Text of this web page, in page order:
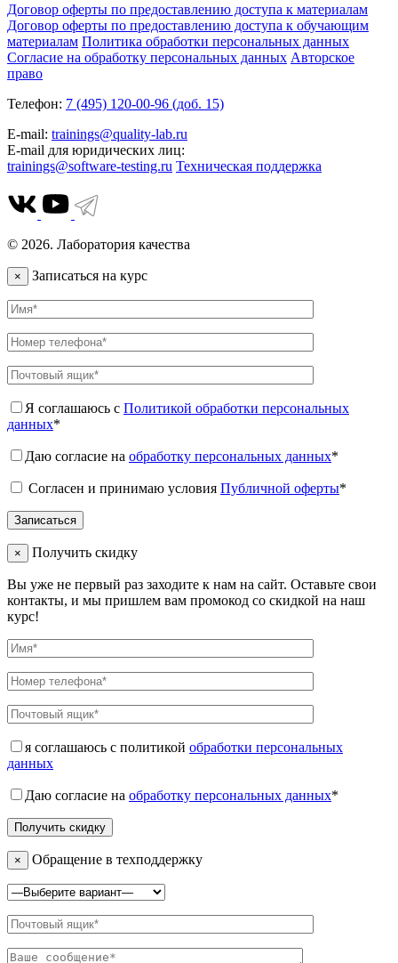
Договор оферты по предоставлению доступа к материалам
Договор оферты по предоставлению доступа к обучающим
материалам Политика обработки персональных данных
Согласие на обработку персональных данных Авторское
право
Телефон: 7 (495) 120-00-96 (доб. 15)
E-mail: trainings@quality-lab.ru
E-mail для юридических лиц:
trainings@software-testing.ru Техническая поддержка
© 2026. Лаборатория качества
× Записаться на курс
Я соглашаюсь с Политикой обработки персональных
данных*
Даю согласие на обработку персональных данных*
Согласен и принимаю условия Публичной оферты*
× Получить скидку
Вы уже не первый раз заходите к нам на сайт. Оставьте свои
контакты, и мы пришлем вам промокод со скидкой на наш
курс!
я соглашаюсь с политикой обработки персональных
данных
Даю согласие на обработку персональных данных*
× Обращение в техподдержку